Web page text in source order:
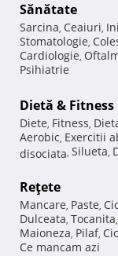
Sănătate
Sarcina, Ceaiuri,
Stomatologie,
Cardiologie,
Psihiatrie
Dietă & Fitness
Diete, Fitness,
Aerobic, Exercitii
disociata, Silueta,
Reţete
Mancare, Paste,
Dulceata, Tocanita,
Maioneza, Pilaf,
Ce mancam azi